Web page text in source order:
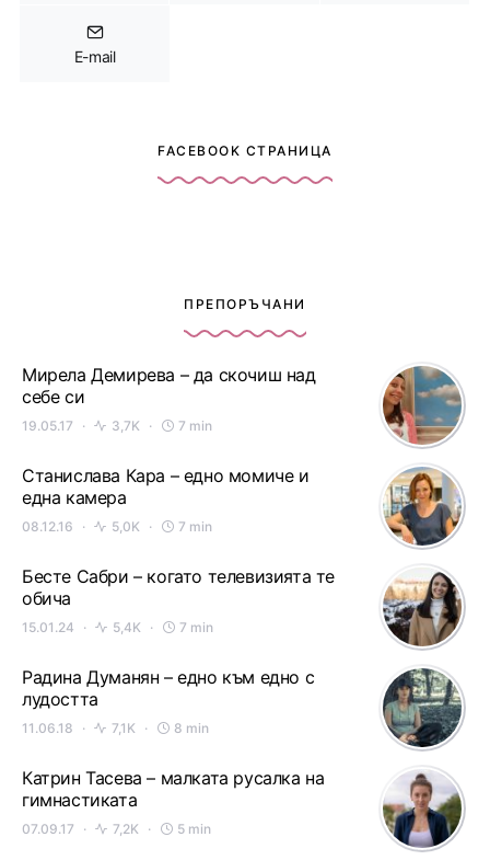
E-mail
FACEBOOK СТРАНИЦА
ПРЕПОРЪЧАНИ
Мирела Демирева – да скочиш над
себе си
19.05.17 3,7K 7 min
Станислава Кара – едно момиче и
една камера
08.12.16 5,0K 7 min
Бесте Сабри – когато телевизията те
обича
15.01.24 5,4K 7 min
Радина Думанян – едно към едно с
лудостта
11.06.18 7,1K 8 min
Катрин Тасева – малката русалка на
гимнастиката
07.09.17 7,2K 5 min